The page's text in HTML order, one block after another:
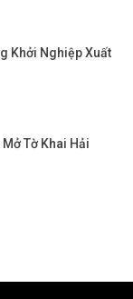
Khởi Nghiệp Xuất
Tờ Khai Hải